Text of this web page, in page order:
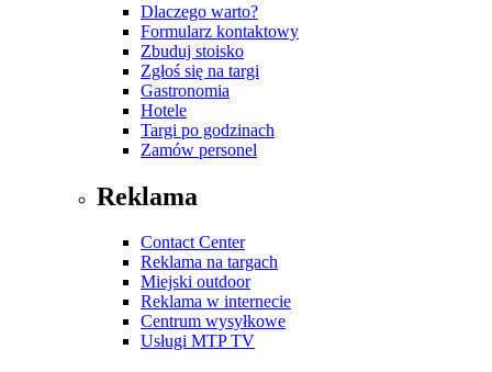
Dlaczego warto?
Formularz kontaktowy
Zbuduj stoisko
Zgłoś się na targi
Gastronomia
Hotele
Targi po godzinach
Zamów personel
Reklama
Contact Center
Reklama na targach
Miejski outdoor
Reklama w internecie
Centrum wysyłkowe
Usługi MTP TV